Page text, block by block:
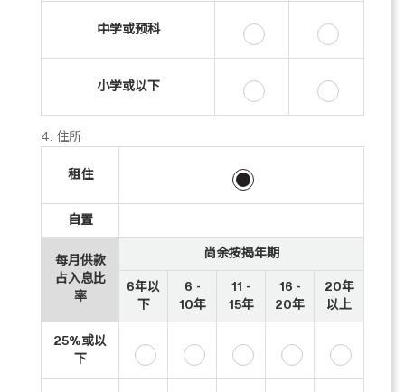
中学或预科
小学或以下
4. 住所
租住
自置
每月供款
占入息比
率
尚余按揭年期
6年以
下
6 -
10年
11 -
15年
16 -
20年
20年
以上
25%或以
下